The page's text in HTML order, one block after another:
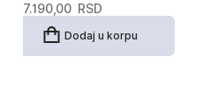
7.190,00 RSD
Dodaj u korpu